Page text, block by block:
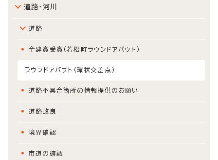
道路・河川
道路
全建賞受賞（若松町ラウンドアバウト）
ラウンドアバウト（環状交差点）
道路不具合箇所の情報提供のお願い
道路改良
境界確認
市道の確認